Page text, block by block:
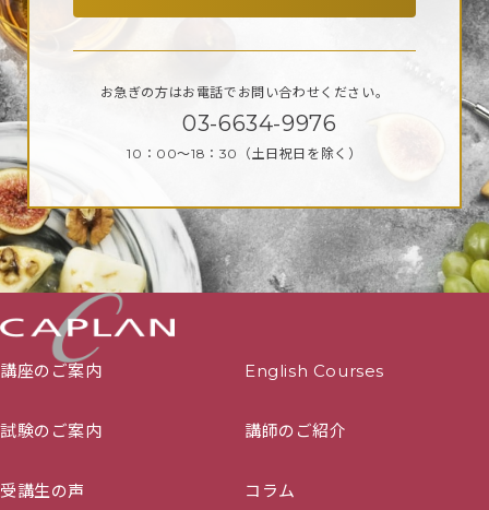
お急ぎの方はお電話で お問い合わせください。
03-6634-9976
10：00～18：30 （土日祝日を除く）
講座のご案内 English Courses
試験のご案内 講師のご紹介
受講生の声 コラム